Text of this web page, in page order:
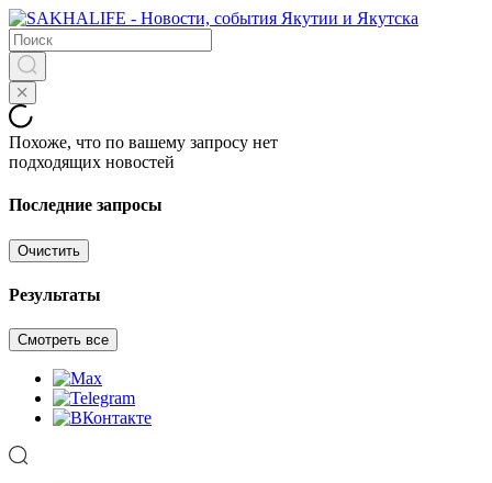
Похоже, что по вашему запросу нет
подходящих новостей
Последние запросы
Очистить
Результаты
Смотреть все